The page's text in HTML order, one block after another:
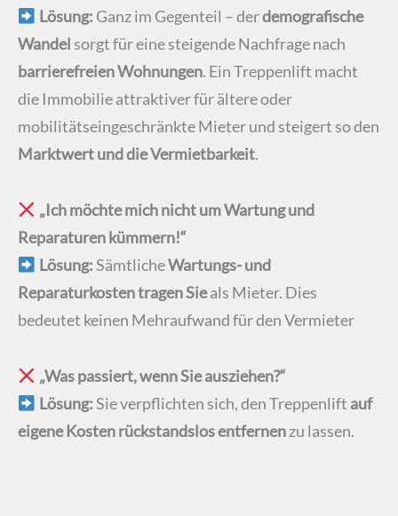
Lösung: Ganz im Gegenteil – derdemografische
Wandel sorgt für eine steigende Nachfrage nach
barrierefreien Wohnungen. Ein Treppenlift macht
die Immobilie attraktiver für ältere oder
mobilitätseingeschränkte Mieter und steigert so den
Marktwert und die Vermietbarkeit.
„Ich möchte mich nicht um Wartung und
Reparaturen kümmern!“
Lösung:SämtlicheWartungs- und
Reparaturkosten tragen Sieals Mieter. Dies
bedeutet keinen Mehraufwand für den Vermieter
„Was passiert, wenn Sie ausziehen?“
Lösung:Sie verpflichten sich, den Treppenlift auf
eigene Kosten rückstandslos entfernenzu lassen.